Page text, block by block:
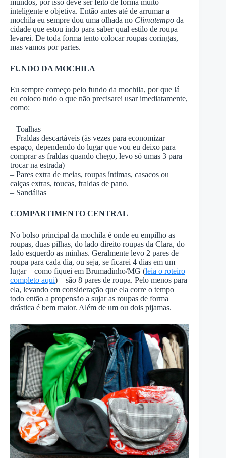
mundos, por isso deve ser feito de forma muito
inteligente e objetiva. Então antes até de arrumar a
mochila eu sempre dou uma olhada no Climatempo da
cidade que estou indo para saber qual estilo de roupa
levarei. De toda forma tento colocar roupas coringas,
mas vamos por partes.
FUNDO DA MOCHILA
Eu sempre começo pelo fundo da mochila, por que lá
eu coloco tudo o que não precisarei usar imediatamente,
como:
– Toalhas
– Fraldas descartáveis (às vezes para economizar
espaço, dependendo do lugar que vou eu deixo para
comprar as fraldas quando chego, levo só umas 3 para
trocar na estrada)
– Pares extra de meias, roupas íntimas, casacos ou
calças extras, toucas, fraldas de pano.
– Sandálias
COMPARTIMENTO CENTRAL
No bolso principal da mochila é onde eu empilho as
roupas, duas pilhas, do lado direito roupas da Clara, do
lado esquerdo as minhas. Geralmente levo 2 pares de
roupa para cada dia, ou seja, se ficarei 4 dias em um
lugar – como fiquei em Brumadinho/MG (leia o roteiro
completo aqui) – são 8 pares de roupa. Pelo menos para
ela, levando em consideração que ela corre o tempo
todo então a propensão a sujar as roupas de forma
drástica é bem maior. Além de um ou dois pijamas.